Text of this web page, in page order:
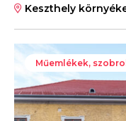
Keszthely
Műemlékek,